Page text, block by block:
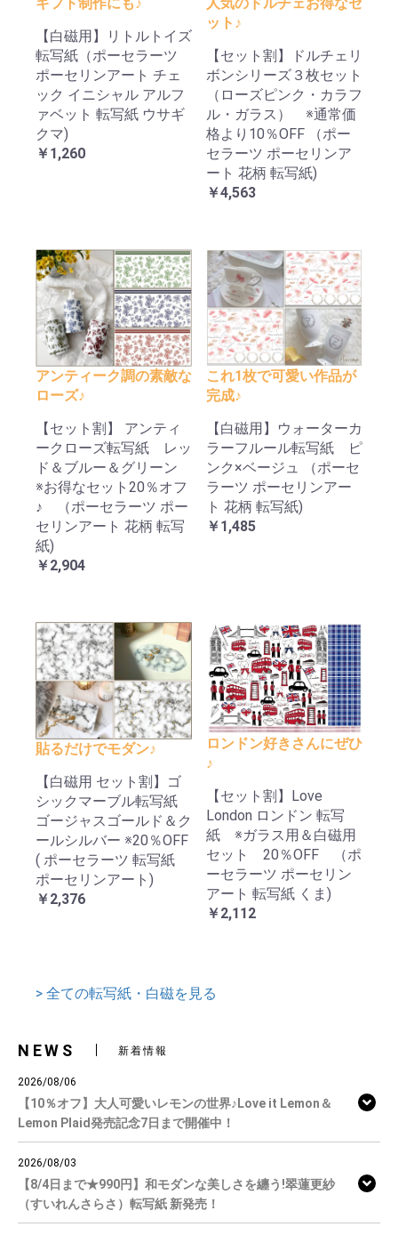
【白磁用】リトルトイズ
転写紙（ポーセラーツ
ポーセリンアート チェ
ック イニシャル アルフ
ァベット 転写紙 ウサギ
クマ)
￥1,260
ット♪
【セット割】ドルチェリ
ボンシリーズ３枚セット
（ローズピンク・カラフ
ル・ガラス） ※通常価
格より10％OFF （ポー
セラーツ ポーセリンア
ート 花柄 転写紙)
￥4,563
アンティーク調の素敵な
ローズ♪
【セット割】 アンティ
ークローズ転写紙 レッ
ド＆ブルー＆グリーン
※お得なセット20％オフ
♪ （ポーセラーツ ポー
セリンアート 花柄 転写
紙)
￥2,904
これ1枚で可愛い作品が
完成♪
【白磁用】ウォーターカ
ラーフルール転写紙 ピ
ンク×ベージュ （ポーセ
ラーツ ポーセリンアー
ト 花柄 転写紙)
￥1,485
貼るだけでモダン♪
【白磁用 セット割】ゴ
シックマーブル転写紙
ゴージャスゴールド＆ク
ールシルバー ※20％OFF
( ポーセラーツ 転写紙
ポーセリンアート)
￥2,376
ロンドン好きさんにぜひ
♪
【セット割】Love
London ロンドン 転写
紙 ※ガラス用＆白磁用
セット 20％OFF （ポ
ーセラーツ ポーセリン
アート 転写紙 くま)
￥2,112
> 全ての転写紙・白磁を見る
NEWS 新着情報
2026/08/06
【10％オフ】大人可愛いレモンの世界♪Love it Lemon＆
Lemon Plaid発売記念7日まで開催中！
2026/08/03
【8/4日まで★990円】和モダンな美しさを纏う!翠蓮更紗
（すいれんさらさ）転写紙 新発売！